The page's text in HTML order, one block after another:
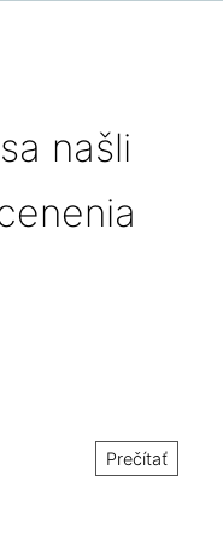
našli
Prečítať